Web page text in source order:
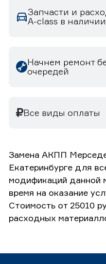
Запчасти и
A-class в наличии
Начнем ремонт
очередей
Все виды оплаты
Замена АКПП
Екатеринбурге для
модификаций данной
время на оказание
Стоимость от 25010
расходных